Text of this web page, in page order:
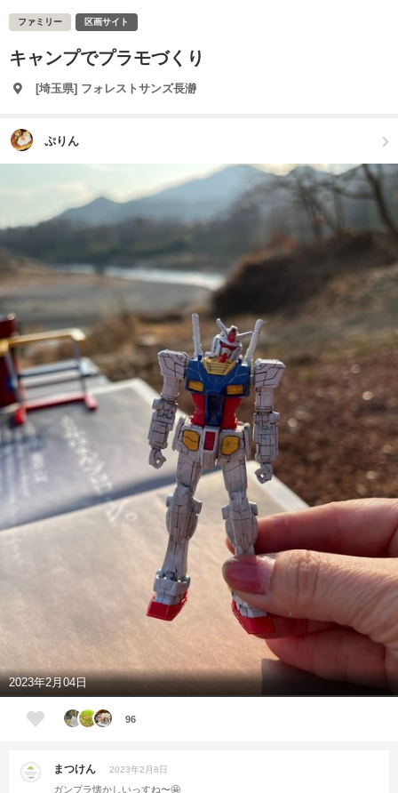
ファミリー 区画サイト
キャンプでプラモづくり
[埼玉県] フォレストサンズ長瀞
ぷりん
2023年2月04日
96
まつけん 2023年2月8日
ガンプラ懐かしいっすね〜🤩